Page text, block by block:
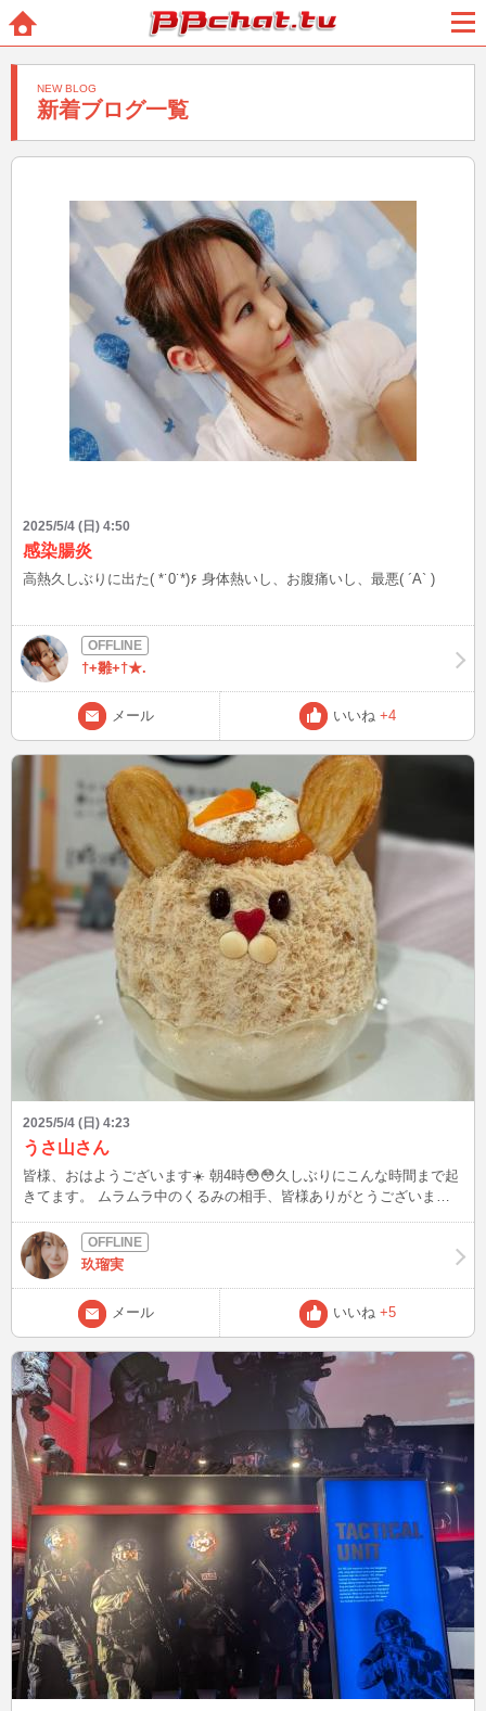
BBchatTV
新着ブログ一覧
NEW BLOG
2025/5/4 (日) 4:50
感染腸炎
高熱久しぶりに出た( *˙0˙*)۶ 身体熱いし、お腹痛いし、最悪( ´A` )
†+雛+†★.
メール いいね +4
2025/5/4 (日) 4:23
うさ山さん
皆様、おはようございます☀️ 朝4時😳😳久しぶりにこんな時間まで起
きてます。 ムラムラ中のくるみの相手、皆様ありがとうございまし
んなで、こちらも久しぶりのかき氷部🍧🥄 今、あべのハルカス近鉄
本店で… 『全国かき氷まつり』が開催されています👏👏 東京のかき
氷🍧🥄うさ山さんのキャロットケーキ🐰🥕を食べてきました。 スパ
イスがほんのり香るミルクティーシロップに人参ピューレとクリーム
チーズ。くるみとレーズンが中に入っていてお口の中でキャロットケ
ーキが完成✨✨ めっちゃ美味しかったぁ😋😋 やっぱり催事は楽しな
ぁ。 そして、改めて美味しいかき氷を食べて気持ちが高揚しました
🥰🥰 かき氷部🍧🥄楽しいぃ😉😉💕💕
玖瑠実
メール いいね +5